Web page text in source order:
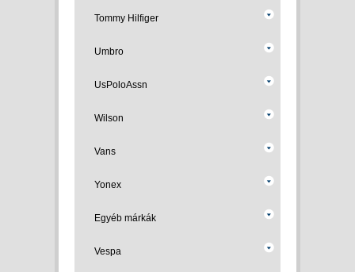
Tommy Hilfiger
Umbro
UsPoloAssn
Wilson
Vans
Yonex
Egyéb márkák
Vespa